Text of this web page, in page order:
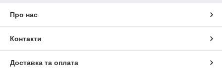
Про нас
Контакти
Доставка та оплата